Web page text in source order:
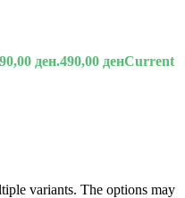
ден.490,00 денCurrent
variants. The options may